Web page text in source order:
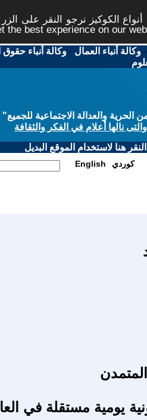
الكوكيز نرجو النقر على
the best experience on our
-وكالة أنباء العمال -وكالة أنباء حقوق
والعدالة الاجتماعية للجميع"
نالها أعلام في الفكر والثقافة
هنا لاستخدام الموقع البديل
English كوردي
يومية مستقلة في